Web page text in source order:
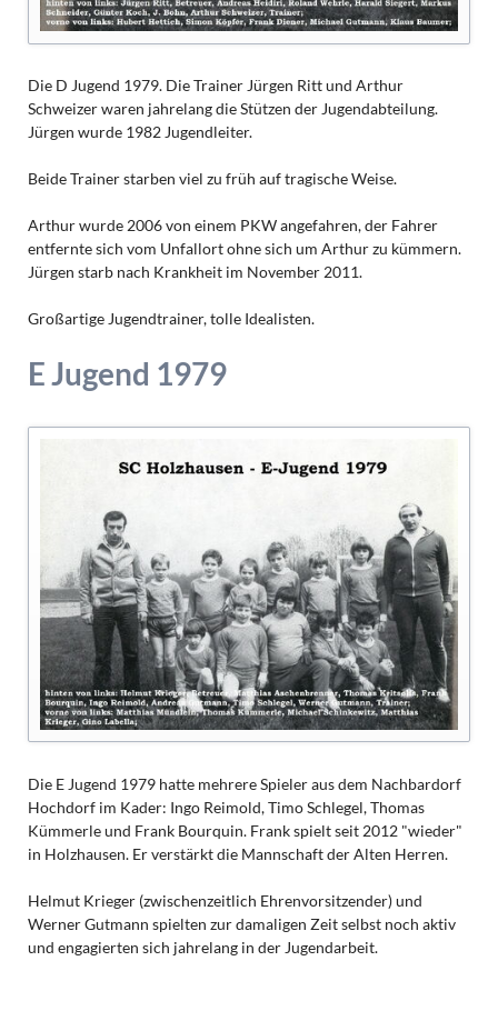
Die D Jugend 1979. Die Trainer Jürgen Ritt und Arthur
Schweizer waren jahrelang die Stützen der Jugendabteilung.
Jürgen wurde 1982 Jugendleiter.
Beide Trainer starben viel zu früh auf tragische Weise.
Arthur wurde 2006 von einem PKW angefahren, der Fahrer
entfernte sich vom Unfallort ohne sich um Arthur zu kümmern.
Jürgen starb nach Krankheit im November 2011.
Großartige Jugendtrainer, tolle Idealisten.
E Jugend 1979
Die E Jugend 1979 hatte mehrere Spieler aus dem Nachbardorf
Hochdorf im Kader: Ingo Reimold, Timo Schlegel, Thomas
Kümmerle und Frank Bourquin. Frank spielt seit 2012 "wieder"
in Holzhausen. Er verstärkt die Mannschaft der Alten Herren.
Helmut Krieger (zwischenzeitlich Ehrenvorsitzender) und
Werner Gutmann spielten zur damaligen Zeit selbst noch aktiv
und engagierten sich jahrelang in der Jugendarbeit.